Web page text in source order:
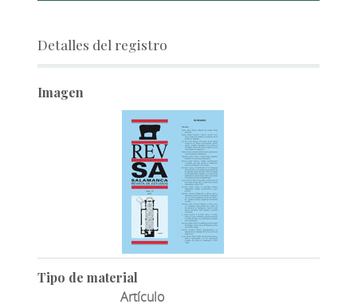
Detalles del registro
Imagen
Tipo de material
Artículo